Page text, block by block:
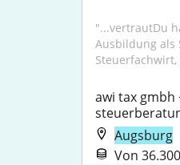
"...vertrautDu
Ausbildung als
Steuerfachwirt,
awi tax gmbh
Augsburg
Von